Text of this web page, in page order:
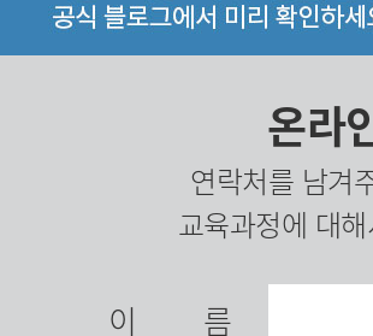
온라
연락처를 남겨
교육과정에 대
이름